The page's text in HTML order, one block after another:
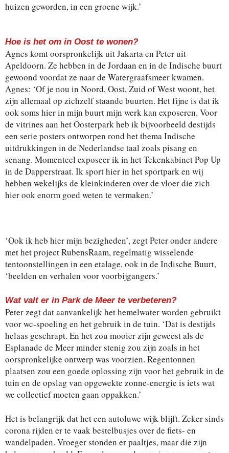
huizen geworden, in een groene wijk.’
Hoe is het om in Oost te wonen?
Agnes komt oorspronkelijk uit Jakarta en Peter uit
Apeldoorn. Ze hebben in de Jordaan en in de Indische buurt
gewoond voordat ze naar de Watergraafsmeer kwamen.
Agnes: ‘Of je nou in Noord, Oost, Zuid of West woont, het
zijn allemaal op zichzelf staande buurten. Het fijne is dat ik
ook soms hier in mijn buurt mijn werk kan exposeren. Voor
de vitrines aan het Oosterpark heb ik bijvoorbeeld destijds
een serie posters ontworpen rond het thema Indische
uitdrukkingen in de Nederlandse taal zoals pisang en
senang. Momenteel exposeer ik in het Tekenkabinet Pop Up
in de Dapperstraat. Ik sport hier in het sportpark en wij
hebben wekelijks de kleinkinderen over de vloer die zich
hier ook enorm goed weten te vermaken.’
‘Ook ik heb hier mijn bezigheden’, zegt Peter onder andere
met het project RubensRaam, regelmatig wisselende
tentoonstellingen in een etalage, ook in de Indische Buurt,
‘beelden en verhalen voor voorbijgangers.’
Wat valt er in Park de Meer te verbeteren?
Peter zegt dat aanvankelijk het hemelwater worden gebruikt
voor wc-spoeling en het gebruik in de tuin. ‘Dat is destijds
helaas geschrapt. En het zou mooier zijn geweest als de
Esplanade de Meer minder stenig zou zijn zoals in het
oorspronkelijke ontwerp was voorzien. Regentonnen
plaatsen zou een goede oplossing zijn voor het gebruik in de
tuin en de opslag van opgewekte zonne-energie is iets wat
we collectief moeten gaan oppakken.’
Het is belangrijk dat het een autoluwe wijk blijft. Zeker sinds
corona rijden er te vaak bestelbusjes over de fiets- en
wandelpaden. Vroeger stonden er paaltjes, maar die zijn